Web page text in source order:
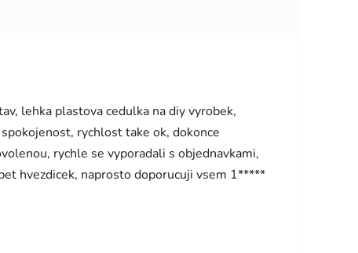
lehka plastova cedulka na diy vyrobek,
rychlost take ok, dokonce
rychle se vyporadali s objednavkami,
hvezdicek, naprosto doporucuji vsem 1*****